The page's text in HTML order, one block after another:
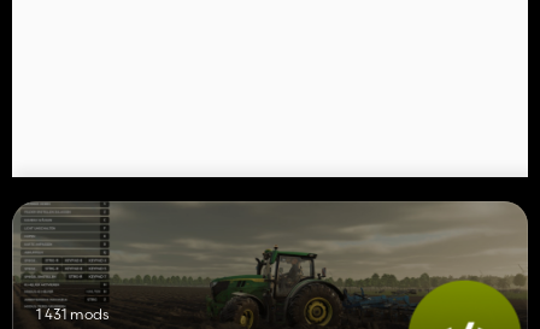
1 431 mods